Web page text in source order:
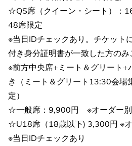
☆QS席（クイーン・シート）：
48席限定
※当日IDチェックあり。チケット
付き身分証明書が一致した方のみ
※前方中央席+ミート＆グリート+
き（ミート＆グリート13:30会場
定）
☆一般席：9,900円 ※オーダー別
☆U18席（18歳以下) 3,300円 ※
※当日IDチェックあり